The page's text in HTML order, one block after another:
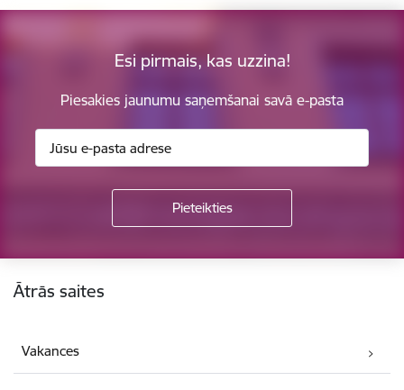
Esi pirmais, kas uzzina!
Piesakies jaunumu saņemšanai savā e-pasta
Ātrās saites
Vakances